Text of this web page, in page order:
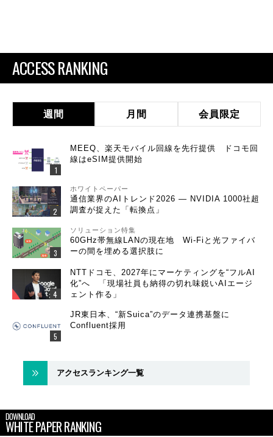
ACCESS RANKING
週間 月間 会員限定
MEEQ、楽天モバイル回線を先行提供 ドコモ回
線はeSIM提供開始
ホワイトペーパー
通信業界のAIトレンド2026 ― NVIDIA 1000社超
調査が捉えた「転換点」
ソリューション特集
60GHz帯無線LANの現在地 Wi-Fiと光ファイバ
ーの間を埋める選択肢に
NTTドコモ、2027年にマーケティングを“フルAI
化”へ 「現場社員も納得の切れ味鋭いAIエージ
ェント作る」
JR東日本、“新Suica”のデータ連携基盤に
Confluent採用
アクセスランキング一覧
DOWNLOAD
WHITE PAPER RANKING